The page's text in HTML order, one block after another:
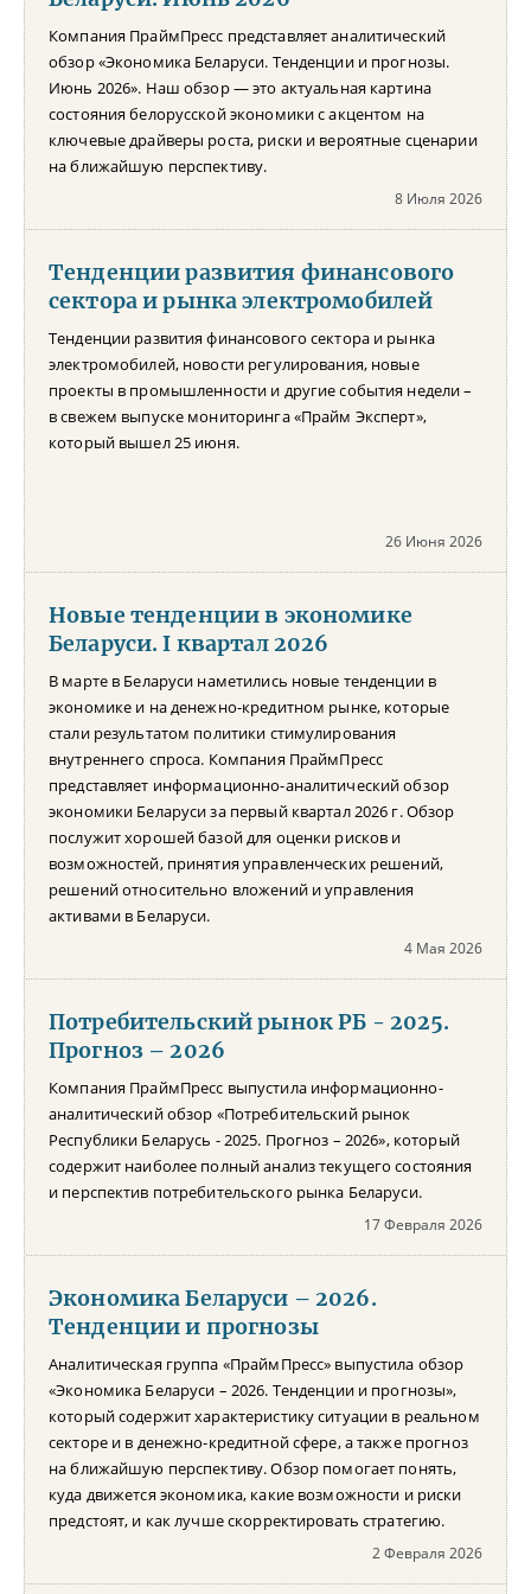
Компания ПраймПресс представляет аналитический
обзор «Экономика Беларуси. Тенденции и прогнозы.
Июнь 2026». Наш обзор — это актуальная картина
состояния белорусской экономики с акцентом на
ключевые драйверы роста, риски и вероятные сценарии
на ближайшую перспективу.
8 Июля 2026
Тенденции развития финансового
сектора и рынка электромобилей
Тенденции развития финансового сектора и рынка
электромобилей, новости регулирования, новые
проекты в промышленности и другие события недели –
в свежем выпуске мониторинга «Прайм Эксперт»,
который вышел 25 июня.
26 Июня 2026
Новые тенденции в экономике
Беларуси. I квартал 2026
В марте в Беларуси наметились новые тенденции в
экономике и на денежно-кредитном рынке, которые
стали результатом политики стимулирования
внутреннего спроса. Компания ПраймПресс
представляет информационно-аналитический обзор
экономики Беларуси за первый квартал 2026 г. Обзор
послужит хорошей базой для оценки рисков и
возможностей, принятия управленческих решений,
решений относительно вложений и управления
активами в Беларуси.
4 Мая 2026
Потребительский рынок РБ - 2025.
Прогноз – 2026
Компания ПраймПресс выпустила информационно-
аналитический обзор «Потребительский рынок
Республики Беларусь - 2025. Прогноз – 2026», который
содержит наиболее полный анализ текущего состояния
и перспектив потребительского рынка Беларуси.
17 Февраля 2026
Экономика Беларуси – 2026.
Тенденции и прогнозы
Аналитическая группа «ПраймПресс» выпустила обзор
«Экономика Беларуси – 2026. Тенденции и прогнозы»,
который содержит характеристику ситуации в реальном
секторе и в денежно-кредитной сфере, а также прогноз
на ближайшую перспективу. Обзор помогает понять,
куда движется экономика, какие возможности и риски
предстоят, и как лучше скорректировать стратегию.
2 Февраля 2026